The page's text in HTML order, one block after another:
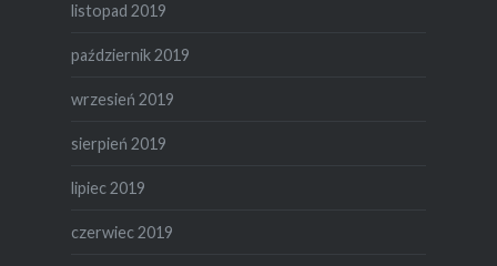
listopad 2019
październik 2019
wrzesień 2019
sierpień 2019
lipiec 2019
czerwiec 2019